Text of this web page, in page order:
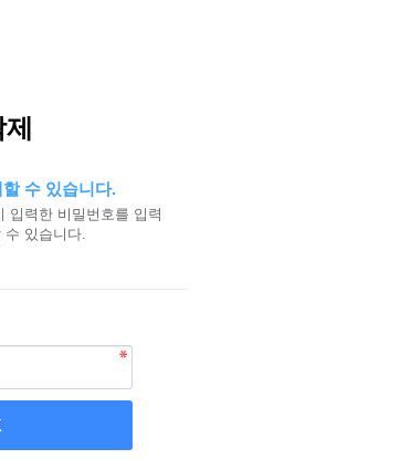
수 있습니다.
입력한 비밀번호를 입력
수 있습니다.